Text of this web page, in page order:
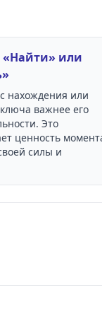
«Найти» или
нахождения или
важнее его
Это
ценность
силы и